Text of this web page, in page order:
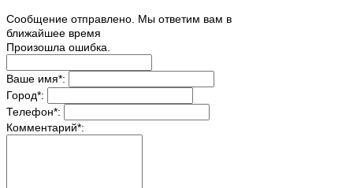
Сообщение отправлено. Мы ответим вам в
ближайшее время
Произошла ошибка.
Ваше имя*:
Город*:
Телефон*:
Комментарий*: